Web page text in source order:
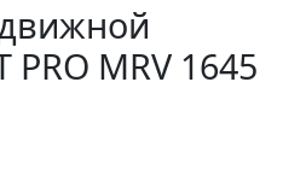
PRO MRV 1645